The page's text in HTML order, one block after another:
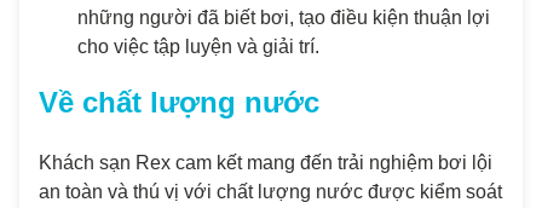
những người đã biết bơi, tạo điều kiện thuận lợi
cho việc tập luyện và giải trí.
Về chất lượng nước
Khách sạn Rex cam kết mang đến trải nghiệm bơi lội
an toàn và thú vị với chất lượng nước được kiểm soát